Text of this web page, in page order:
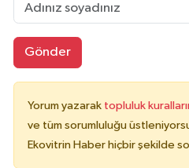
Gönder
Yorum yazarak topluluk
ve tüm sorumluluğu
Ekovitrin Haber hiçbir şekilde